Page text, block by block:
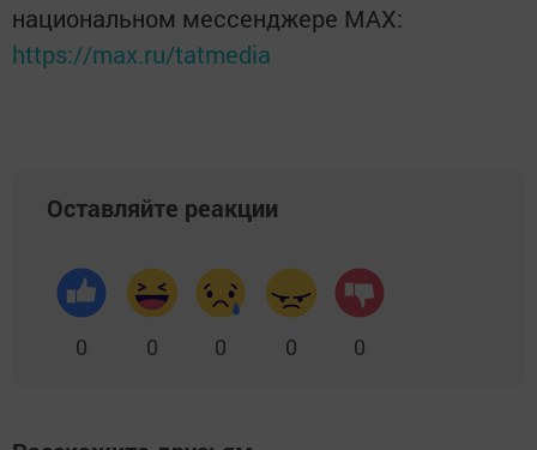
национальном мессенджере MАХ:
https://max.ru/tatmedia
Оставляйте реакции
0 0 0 0 0